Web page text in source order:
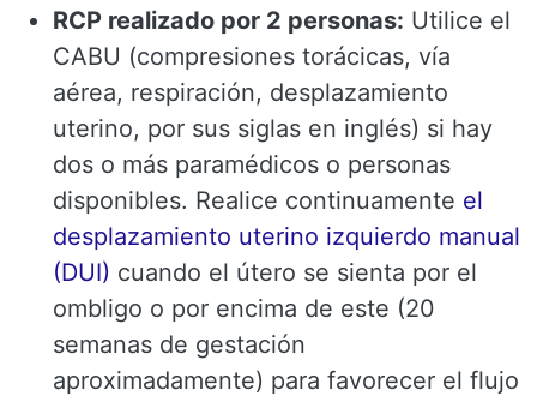
RCP realizado por 2 personas: Utilice el
CABU (compresiones torácicas, vía
aérea, respiración, desplazamiento
uterino, por sus siglas en inglés) si hay
dos o más paramédicos o personas
disponibles. Realice continuamente el
desplazamiento uterino izquierdo manual
(DUI) cuando el útero se sienta por el
ombligo o por encima de este (20
semanas de gestación
aproximadamente) para favorecer el flujo